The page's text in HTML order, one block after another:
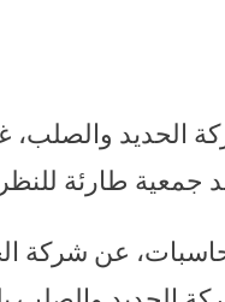
الحديد والصلب،
طارئة للنظر
عن شركة